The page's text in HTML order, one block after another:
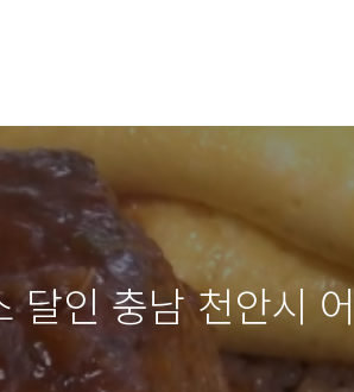
달인 충남 천안시